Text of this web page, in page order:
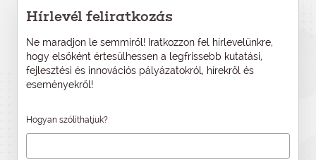
Hírlevél feliratkozás
Ne maradjon le semmiről! Iratkozzon fel hírlevelünkre,
hogy elsőként értesülhessen a legfrissebb kutatási,
fejlesztési és innovációs pályázatokról, hírekről és
eseményekről!
Hogyan szólíthatjuk?